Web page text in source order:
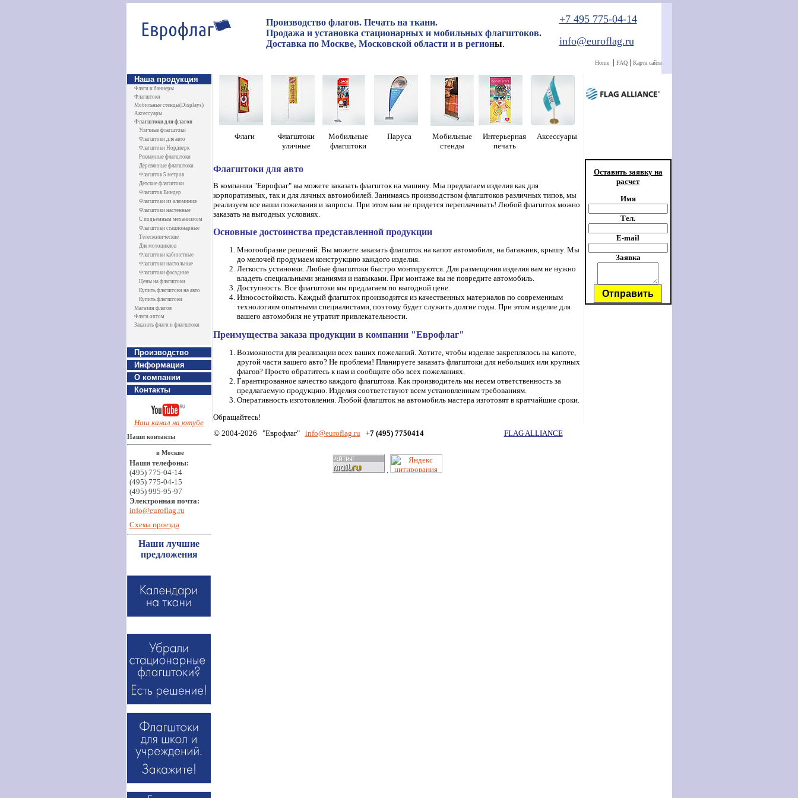
Производство флагов. Печать на ткани.
Продажа и установка стационарных и мобильных флагштоков.
Доставка по Москве, Московской области и в регионы.
+7 495 775-04-14
info@euroflag.ru
Home| FAQ| Карта сайта
Наша продукция
Флаги и баннеры
Флагштоки
Мобильные стенды(Displays)
Аксессуары
Флагштоки для флагов
Уличные флагштоки
Флагштоки для авто
Флагштоки Нордверк
Рекламные флагштоки
Деревянные флагштоки
Флагшток 5 метров
Детские флагштоки
Флагшток Виндер
Флагштоки из алюминия
Флагштоки настенные
С подъемным механизмом
Флагштоки стационарные
Телескопические
Для мотоциклов
Флагштоки кабинетные
Флагштоки настольные
Флагштоки фасадные
Цены на флагштоки
Купить флагштоки на авто
Купить флагштоки
Магазин флагов
Флаги оптом
Заказать флаги и флагштоки
Производство
Информация
О компании
Контакты
Наш канал на ютубе
Наши контакты
в Москве
Наши телефоны:
(495) 775-04-14
(495) 775-04-15
(495) 995-95-97
Электронная почта:
info@euroflag.ru
Схема проезда
Наши лучшие
предложения
Флаги
Флагштоки
уличные
Мобильные
флагштоки
Паруса
Мобильные
стенды
Интерьерная
печать
Аксессуары
Флагштоки для авто
В компании "Еврофлаг" вы можете заказать флагшток на машину. Мы предлагаем изделия как для
корпоративных, так и для личных автомобилей. Занимаясь производством флагштоков различных типов, мы
реализуем все ваши пожелания и запросы. При этом вам не придется переплачивать! Любой флагшток можно
заказать на выгодных условиях.
Основные достоинства представленной продукции
Многообразие решений. Вы можете заказать флагшток на капот автомобиля, на багажник, крышу. Мы
до мелочей продумаем конструкцию каждого изделия.
Легкость установки. Любые флагштоки быстро монтируются. Для размещения изделия вам не нужно
владеть специальными знаниями и навыками. При монтаже вы не повредите автомобиль.
Доступность. Все флагштоки мы предлагаем по выгодной цене.
Износостойкость. Каждый флагшток производится из качественных материалов по современным
технологиям опытными специалистами, поэтому будет служить долгие годы. При этом изделие для
вашего автомобиля не утратит привлекательности.
Преимущества заказа продукции в компании "Еврофлаг"
Возможности для реализации всех ваших пожеланий. Хотите, чтобы изделие закреплялось на капоте,
другой части вашего авто? Не проблема! Планируете заказать флагштоки для небольших или крупных
флагов? Просто обратитесь к нам и сообщите обо всех пожеланиях.
Гарантированное качество каждого флагштока. Как производитель мы несем ответственность за
предлагаемую продукцию. Изделия соответствуют всем установленным требованиям.
Оперативность изготовления. Любой флагшток на автомобиль мастера изготовят в кратчайшие сроки.
Обращайтесь!
© 2004-2026 "Еврофлаг" info@euroflag.ru +7 (495) 7750414 FLAG ALLIANCE
.
Оставить заявку на
расчет
Имя
Тел.
E-mail
Заявка
Отправить